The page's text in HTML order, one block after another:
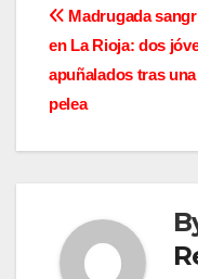
N
a
v
e
a
Madrugada
en La Rioja: dos
apuñalados tras
pelea